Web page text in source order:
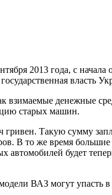
2013 года, с
власть
денежные
старых машин.
Такую сумму
В то же время
будет
ВАЗ могут